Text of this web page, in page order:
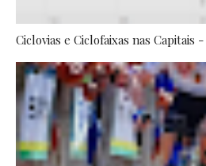
Ciclovias e Ciclofaixas nas Capitais